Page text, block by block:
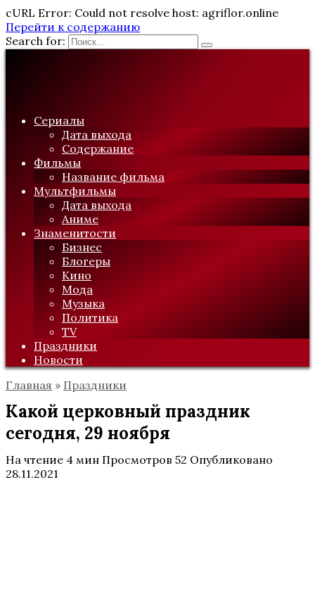
cURL Error: Could not resolve host: agriflor.online
Перейти к содержанию
Search for:
Сериалы
Дата выхода
Содержание
Фильмы
Название фильма
Мультфильмы
Дата выхода
Аниме
Знаменитости
Бизнес
Блогеры
Кино
Мода
Музыка
Политика
TV
Праздники
Новости
Главная » Праздники
Какой церковный праздник
сегодня, 29 ноября
На чтение 4 мин Просмотров 52 Опубликовано
28.11.2021